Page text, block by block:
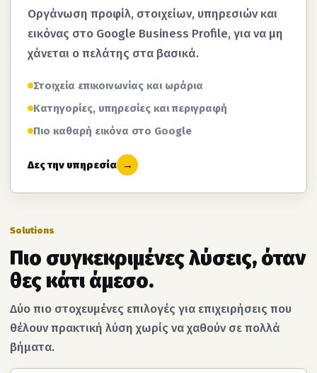
Οργάνωση προφίλ, στοιχείων, υπηρεσιών και
εικόνας στο Google Business Profile, για να μη
χάνεται ο πελάτης στα βασικά.
Στοιχεία επικοινωνίας και ωράρια
Κατηγορίες, υπηρεσίες και περιγραφή
Πιο καθαρή εικόνα στο Google
Δες την υπηρεσία →
Solutions
Πιο συγκεκριμένες λύσεις, όταν
θες κάτι άμεσο.
Δύο πιο στοχευμένες επιλογές για επιχειρήσεις που
θέλουν πρακτική λύση χωρίς να χαθούν σε πολλά
βήματα.